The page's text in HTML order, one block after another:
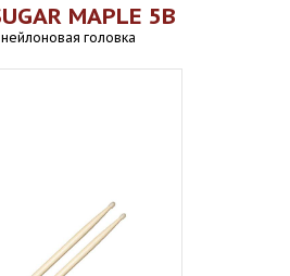
MAPLE 5B
головка